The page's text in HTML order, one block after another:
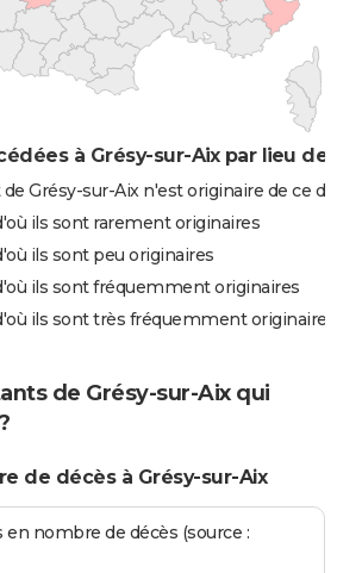
à Grésy-sur-Aix par lieu de
Grésy-sur-Aix n'est originaire de ce
ils sont rarement originaires
ils sont peu originaires
ils sont fréquemment originaires
ils sont très fréquemment originaires
de Grésy-sur-Aix qui
de décès à Grésy-sur-Aix
nombre de décès (source :